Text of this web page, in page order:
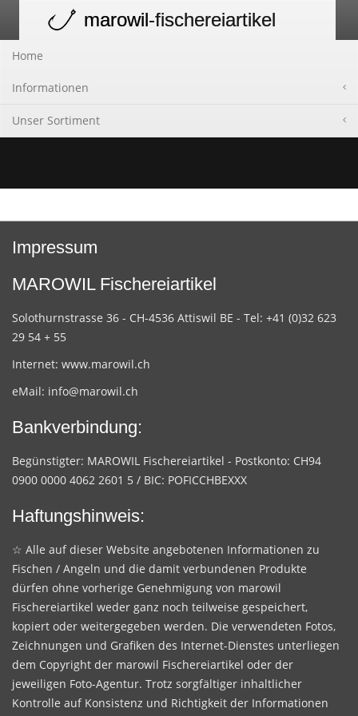
navigation
marowil-fischereiartikel
Home
Informationen
Unser Sortiment
Impressum
MAROWIL Fischereiartikel
Solothurnstrasse 36 - CH-4536 Attiswil BE - Tel: +41 (0)32 623
29 54 + 55
Internet: www.marowil.ch
eMail: info@marowil.ch
Bankverbindung:
Begünstigter: MAROWIL Fischereiartikel - Postkonto: CH94
0900 0000 4062 2601 5 / BIC: POFICCHBEXXX
Haftungshinweis:
☆ Alle auf dieser Website angebotenen Informationen zu
Fischen / Angeln und die damit verbundenen Produkte
dürfen ohne vorherige Genehmigung von marowil
Fischereiartikel weder ganz noch teilweise gespeichert,
kopiert oder weitergegeben werden. Die verwendeten Fotos,
Zeichnungen und Grafiken des Internet-Dienstes unterliegen
dem Copyright der marowil Fischereiartikel oder der
jeweiligen Foto-Agentur. Trotz sorgfältiger inhaltlicher
Kontrolle auf Konsistenz und Richtigkeit der Informationen